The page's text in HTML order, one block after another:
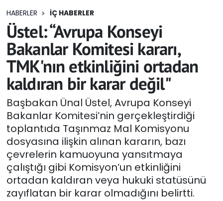
HABERLER İÇ HABERLER
Üstel: “Avrupa Konseyi
Bakanlar Komitesi kararı,
TMK'nın etkinliğini ortadan
kaldıran bir karar değil"
Başbakan Ünal Üstel, Avrupa Konseyi
Bakanlar Komitesi’nin gerçekleştirdiği
toplantıda Taşınmaz Mal Komisyonu
dosyasına ilişkin alınan kararın, bazı
çevrelerin kamuoyuna yansıtmaya
çalıştığı gibi Komisyon’un etkinliğini
ortadan kaldıran veya hukuki statüsünü
zayıflatan bir karar olmadığını belirtti.
Eğitim
Ekonomi
Foto Galeri
GEZİ
Güncel
Gündem
KKTC
KKTC YEREL SEÇİM 2018
Tüm Manşetler
Son Dakika Haberleri
Haber Arşivi